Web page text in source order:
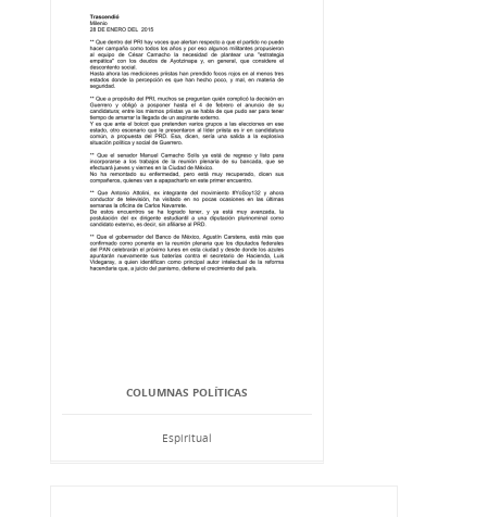
COLUMNAS POLÍTICAS
Espiritual